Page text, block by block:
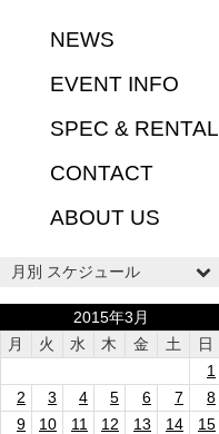
NEWS
EVENT INFO
SPEC & RENTAL
CONTACT
ABOUT US
月別 スケジュール
2015年3月
月
火 水 木 金 土
日
1
2
3 4 5 6 7
8
9
10 11 12 13 14
15